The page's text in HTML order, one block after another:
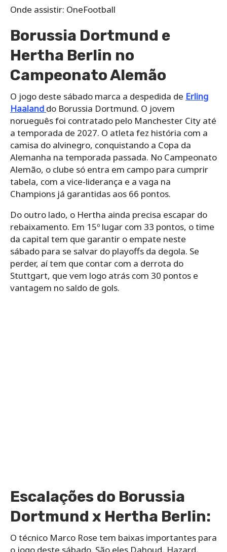
Onde assistir: OneFootball
Borussia Dortmund e
Hertha Berlin no
Campeonato Alemão
O jogo deste sábado marca a despedida de Erling
Haaland do Borussia Dortmund. O jovem
norueguês foi contratado pelo Manchester City até
a temporada de 2027. O atleta fez história com a
camisa do alvinegro, conquistando a Copa da
Alemanha na temporada passada. No Campeonato
Alemão, o clube só entra em campo para cumprir
tabela, com a vice-liderança e a vaga na
Champions já garantidas aos 66 pontos.
Do outro lado, o Hertha ainda precisa escapar do
rebaixamento. Em 15º lugar com 33 pontos, o time
da capital tem que garantir o empate neste
sábado para se salvar do playoffs da degola. Se
perder, aí tem que contar com a derrota do
Stuttgart, que vem logo atrás com 30 pontos e
vantagem no saldo de gols.
Escalações do Borussia
Dortmund x Hertha Berlin:
O técnico Marco Rose tem baixas importantes para
o jogo deste sábado. São eles Dahoud, Hazard,